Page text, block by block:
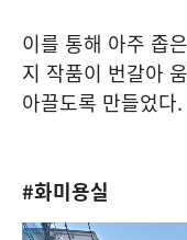
이를 통해 아주 좁
지 작품이 번갈아
아끌도록 만들었다.
#화미용실